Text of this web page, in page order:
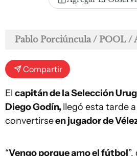
Pablo Porciúncula / POOL /
Compartir
El capitán de la Selección
Diego Godín, llegó esta tarde
convertirseen jugador de
“Vengo porque amo el fútbol